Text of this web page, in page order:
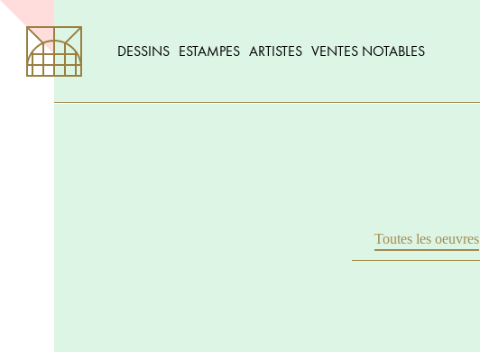
DESSINS ESTAMPES ARTISTES VENTES NOTABLES
Toutes les oeuvres